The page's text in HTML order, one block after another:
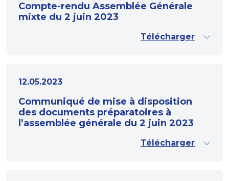
Compte-rendu Assemblée Générale
mixte du 2 juin 2023
Télécharger
12.05.2023
Communiqué de mise à disposition
des documents préparatoires à
l’assemblée générale du 2 juin 2023
Télécharger